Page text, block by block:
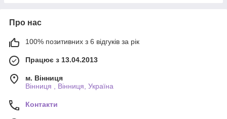
Про нас
100% позитивних з 6 відгуків за рік
Працює з 13.04.2013
м. Вінниця
Вінниця , Вінниця, Україна
Контакти